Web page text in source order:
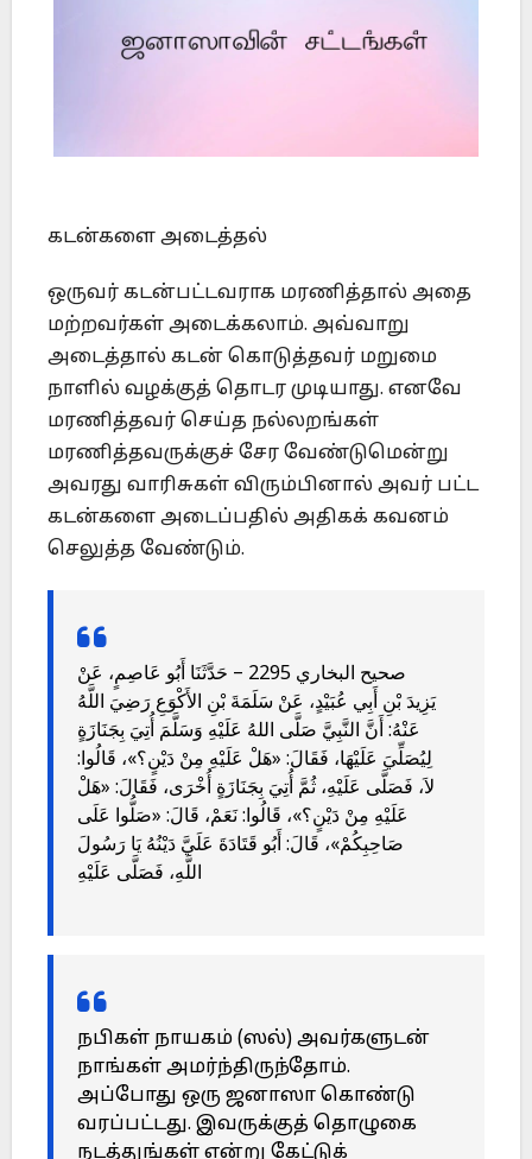
கடன்களை அடைத்தல்
ஒருவர் கடன்பட்டவராக மரணித்தால் அதை
மற்றவர்கள் அடைக்கலாம். அவ்வாறு
அடைத்தால் கடன் கொடுத்தவர் மறுமை
நாளில் வழக்குத் தொடர முடியாது. எனவே
மரணித்தவர் செய்த நல்லறங்கள்
மரணித்தவருக்குச் சேர வேண்டுமென்று
அவரது வாரிசுகள் விரும்பினால் அவர் பட்ட
கடன்களை அடைப்பதில் அதிகக் கவனம்
செலுத்த வேண்டும்.
صحيح البخاري 2295 – حَدَّثَنَا أَبُو عَاصِمٍ، عَنْ
يَزِيدَ بْنِ أَبِي عُبَيْدٍ، عَنْ سَلَمَةَ بْنِ الأَكْوَعِ رَضِيَ اللَّهُ
عَنْهُ: أَنَّ النَّبِيَّ صَلَّى اللهُ عَلَيْهِ وَسَلَّمَ أُتِيَ بِجَنَازَةٍ
لِيُصَلِّيَ عَلَيْهَا، فَقَالَ: «هَلْ عَلَيْهِ مِنْ دَيْنٍ؟»، قَالُوا:
لاَ، فَصَلَّى عَلَيْهِ، ثُمَّ أُتِيَ بِجَنَازَةٍ أُخْرَى، فَقَالَ: «هَلْ
عَلَيْهِ مِنْ دَيْنٍ؟»، قَالُوا: نَعَمْ، قَالَ: «صَلُّوا عَلَى
صَاحِبِكُمْ»، قَالَ: أَبُو قَتَادَةَ عَلَيَّ دَيْنُهُ يَا رَسُولَ
اللَّهِ، فَصَلَّى عَلَيْهِ
நபிகள் நாயகம் (ஸல்) அவர்களுடன்
நாங்கள் அமர்ந்திருந்தோம்.
அப்போது ஒரு ஜனாஸா கொண்டு
வரப்பட்டது. இவருக்குத் தொழுகை
நடத்துங்கள் என்று கேட்டுக்